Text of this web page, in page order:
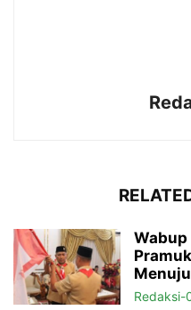
Redaksi-